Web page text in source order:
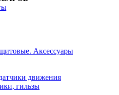
Аксессуары
движения
гильзы